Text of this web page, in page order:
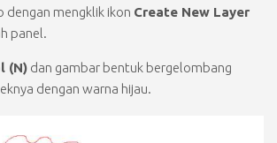
dengan mengklik ikon Create New Layer
panel.
(N) dan gambar bentuk bergelombang
dengan warna hijau.